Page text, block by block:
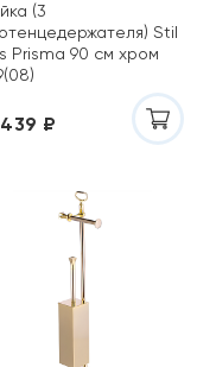
(3
Stil
Prisma 90 см хром
₽